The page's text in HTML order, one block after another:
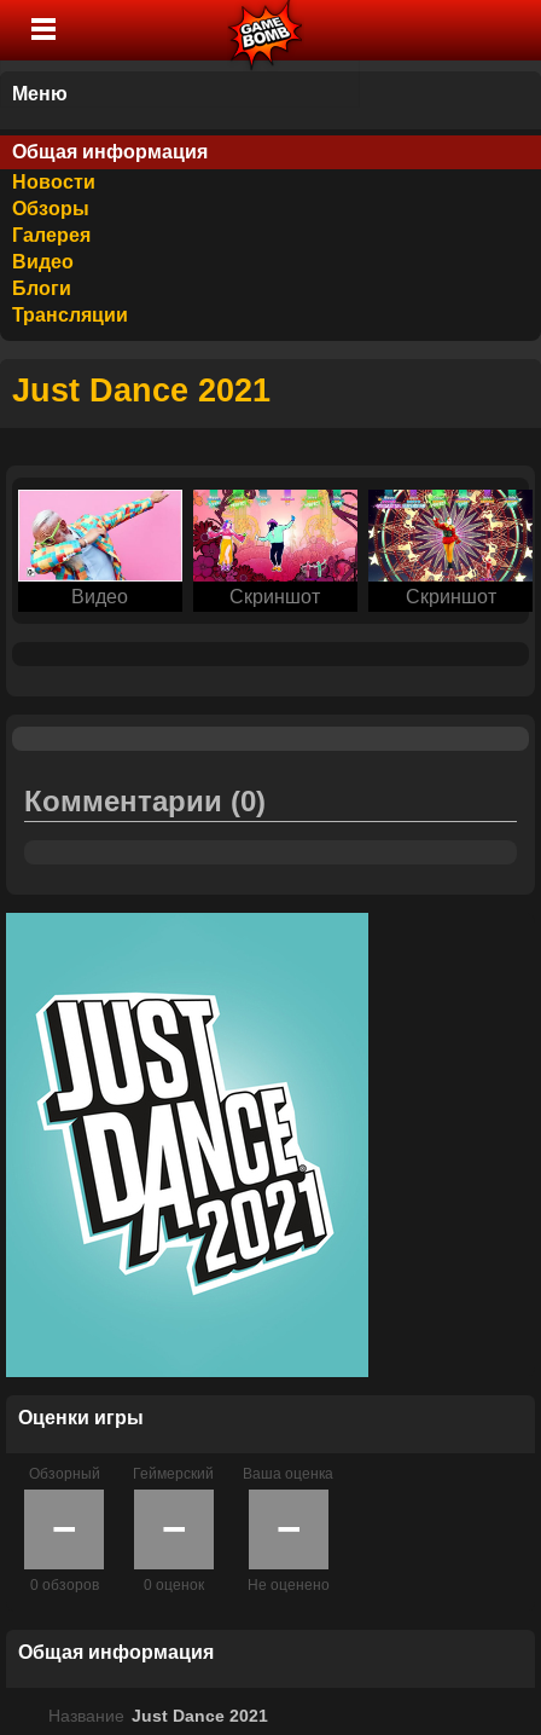
Меню
Общая информация
Новости
Обзоры
Галерея
Видео
Блоги
Трансляции
Just Dance 2021
Видео Скриншот Скриншот
Комментарии (0)
Оценки игры
Обзорный
−
0 обзоров
Геймерский
−
0 оценок
Ваша оценка
−
Не оценено
Общая информация
Название Just Dance 2021